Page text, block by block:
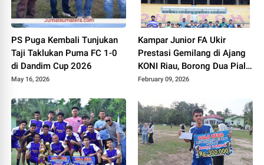
PS Puga Kembali Tunjukan
Taji Taklukan Puma FC 1-0
di Dandim Cup 2026
May 16, 2026
Kampar Junior FA Ukir
Prestasi Gemilang di Ajang
KONI Riau, Borong Dua Piala
dan Harumkan Nama
February 09, 2026